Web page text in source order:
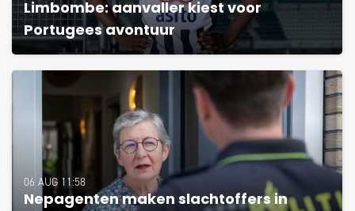
Limbombe: aanvaller kiest voor
Portugees avontuur
06 AUG 11:58
Nepagenten maken slachtoffers in